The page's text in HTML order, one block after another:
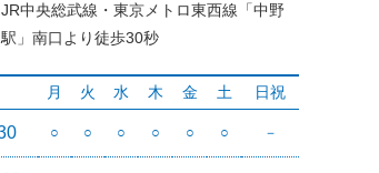
JR中央総武線・東京メトロ東西線「中野
駅」南口より徒歩30秒